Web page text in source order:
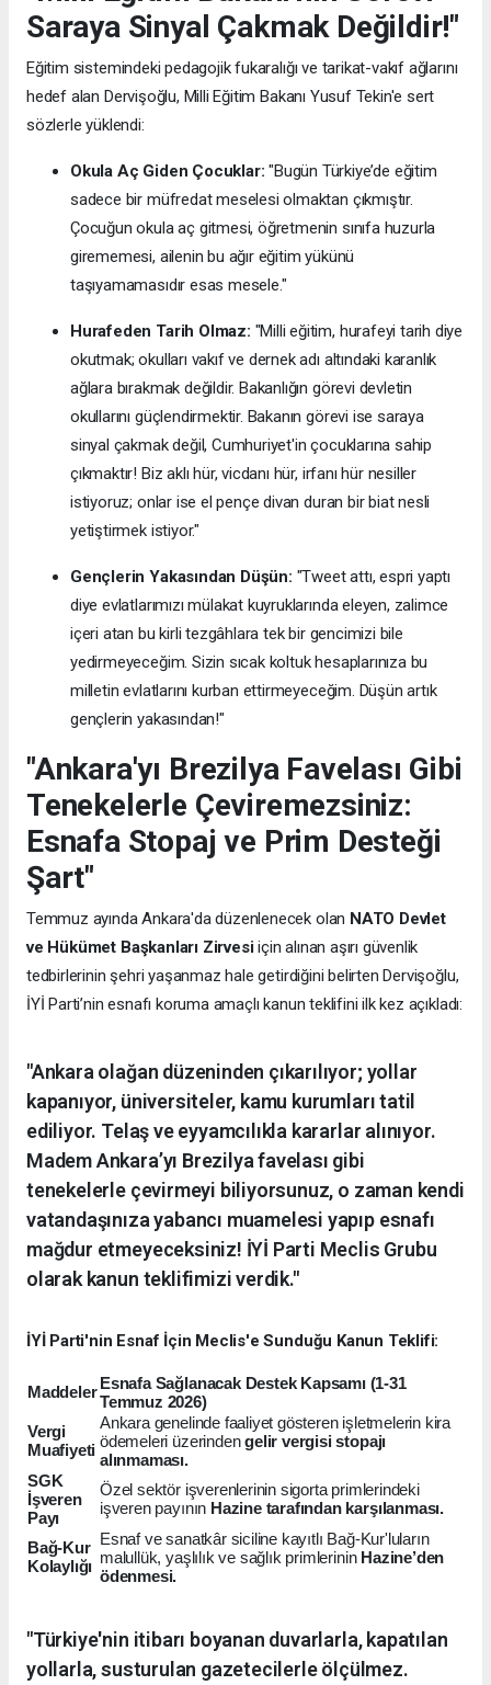
Saraya Sinyal Çakmak Değildir!"
Eğitim sistemindeki pedagojik fukaralığı ve tarikat-vakıf ağlarını
hedef alan Dervişoğlu, Milli Eğitim Bakanı Yusuf Tekin'e sert
sözlerle yüklendi:
Okula Aç Giden Çocuklar: "Bugün Türkiye’de eğitim
sadece bir müfredat meselesi olmaktan çıkmıştır.
Çocuğun okula aç gitmesi, öğretmenin sınıfa huzurla
girememesi, ailenin bu ağır eğitim yükünü
taşıyamamasıdır esas mesele."
Hurafeden Tarih Olmaz: "Milli eğitim, hurafeyi tarih diye
okutmak; okulları vakıf ve dernek adı altındaki karanlık
ağlara bırakmak değildir. Bakanlığın görevi devletin
okullarını güçlendirmektir. Bakanın görevi ise saraya
sinyal çakmak değil, Cumhuriyet'in çocuklarına sahip
çıkmaktır! Biz aklı hür, vicdanı hür, irfanı hür nesiller
istiyoruz; onlar ise el pençe divan duran bir biat nesli
yetiştirmek istiyor."
Gençlerin Yakasından Düşün: "Tweet attı, espri yaptı
diye evlatlarımızı mülakat kuyruklarında eleyen, zalimce
içeri atan bu kirli tezgâhlara tek bir gencimizi bile
yedirmeyeceğim. Sizin sıcak koltuk hesaplarınıza bu
milletin evlatlarını kurban ettirmeyeceğim. Düşün artık
gençlerin yakasından!"
"Ankara'yı Brezilya Favelası Gibi
Tenekelerle Çeviremezsiniz:
Esnafa Stopaj ve Prim Desteği
Şart"
Temmuz ayında Ankara'da düzenlenecek olan NATO Devlet
ve Hükümet Başkanları Zirvesiiçin alınan aşırı güvenlik
tedbirlerinin şehri yaşanmaz hale getirdiğini belirten Dervişoğlu,
İYİ Parti’nin esnafı koruma amaçlı kanun teklifini ilk kez açıkladı:
"Ankara olağan düzeninden çıkarılıyor; yollar
kapanıyor, üniversiteler, kamu kurumları tatil
ediliyor. Telaş ve eyyamcılıkla kararlar alınıyor.
Madem Ankara’yı Brezilya favelası gibi
tenekelerle çevirmeyi biliyorsunuz, o zaman kendi
vatandaşınıza yabancı muamelesi yapıp esnafı
mağdur etmeyeceksiniz! İYİ Parti Meclis Grubu
olarak kanun teklifimizi verdik."
İYİ Parti'nin Esnaf İçin Meclis'e Sunduğu Kanun Teklifi:
Maddeler Esnafa Sağlanacak Destek Kapsamı (1-31
Temmuz 2026)
Vergi
Muafiyeti
Ankara genelinde faaliyet gösteren işletmelerin kira
ödemeleri üzerindengelir vergisi stopajı
alınmaması.
SGK
İşveren
Payı
Özel sektör işverenlerinin sigorta primlerindeki
işveren payının Hazine tarafından karşılanması.
Bağ-Kur
Kolaylığı
Esnaf ve sanatkâr siciline kayıtlı Bağ-Kur'luların
malullük, yaşlılık ve sağlık primlerinin Hazine’den
ödenmesi.
"Türkiye'nin itibarı boyanan duvarlarla, kapatılan
yollarla, susturulan gazetecilerle ölçülmez.